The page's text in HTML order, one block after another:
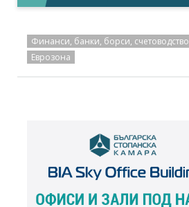
Финанси, банки, борси, счетоводство
Еврозона